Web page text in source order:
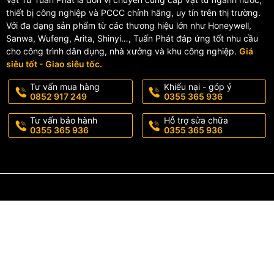
Ngành cơ khí, luyện kim, gỗ, sơn, hàn cắt kim loại.
Môi trường y tế, phòng dịch, khu vực nhiều khói bụi, ô nhiễm
là lựa chọn tối ưu để bảo vệ hệ hô
thiết bị công nghiệp và PCCC chính hãng, uy tín trên thị trường.
Với đa dạng sản phẩm từ các thương hiệu lớn như Honeywell,
Sanwa, Wufeng, Arita, Shinyi…, Tuấn Phát đáp ứng tốt nhu cầu
cho công trình dân dụng, nhà xưởng và khu công nghiệp. Giá
siêu tốt - Giao siêu tốc.
Tư vấn mua hàng
0852 917 249
Khiếu nại - góp ý
0355 365 936
Tư vấn bảo hành
0355 365 936
Hỗ trợ sửa chữa
0355 365 936